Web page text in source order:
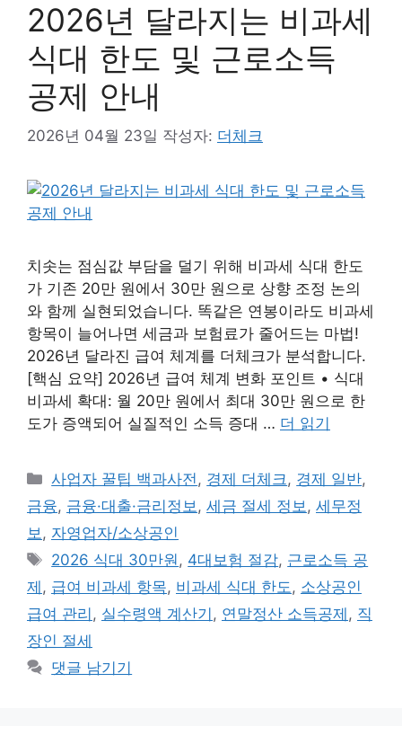
2026년 달라지는 비과세
식대 한도 및 근로소득
공제 안내
2026년 04월 23일 작성자: 더체크
치솟는 점심값 부담을 덜기 위해 비과세 식대 한도
가 기존 20만 원에서 30만 원으로 상향 조정 논의
와 함께 실현되었습니다. 똑같은 연봉이라도 비과세
항목이 늘어나면 세금과 보험료가 줄어드는 마법!
2026년 달라진 급여 체계를 더체크가 분석합니다.
[핵심 요약] 2026년 급여 체계 변화 포인트 • 식대
비과세 확대: 월 20만 원에서 최대 30만 원으로 한
도가 증액되어 실질적인 소득 증대 … 더 읽기
카
테
고
리
사업자 꿀팁 백과사전 , 경제 더체크 , 경제 일반,
금융, 금융·대출·금리정보 , 세금 절세 정보 , 세무정
보 , 자영업자/소상공인
태
그
2026 식대 30만원 , 4대보험 절감, 근로소득 공
제 , 급여 비과세 항목, 비과세 식대 한도 , 소상공인
급여 관리 , 실수령액 계산기 , 연말정산 소득공제 , 직
장인 절세
댓글 남기기